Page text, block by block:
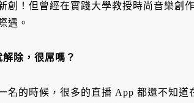
創！但曾經在實踐大學教授時尚音樂創
遇。
除，很屌嗎？
名的時候，很多的直播 App 都還不知道